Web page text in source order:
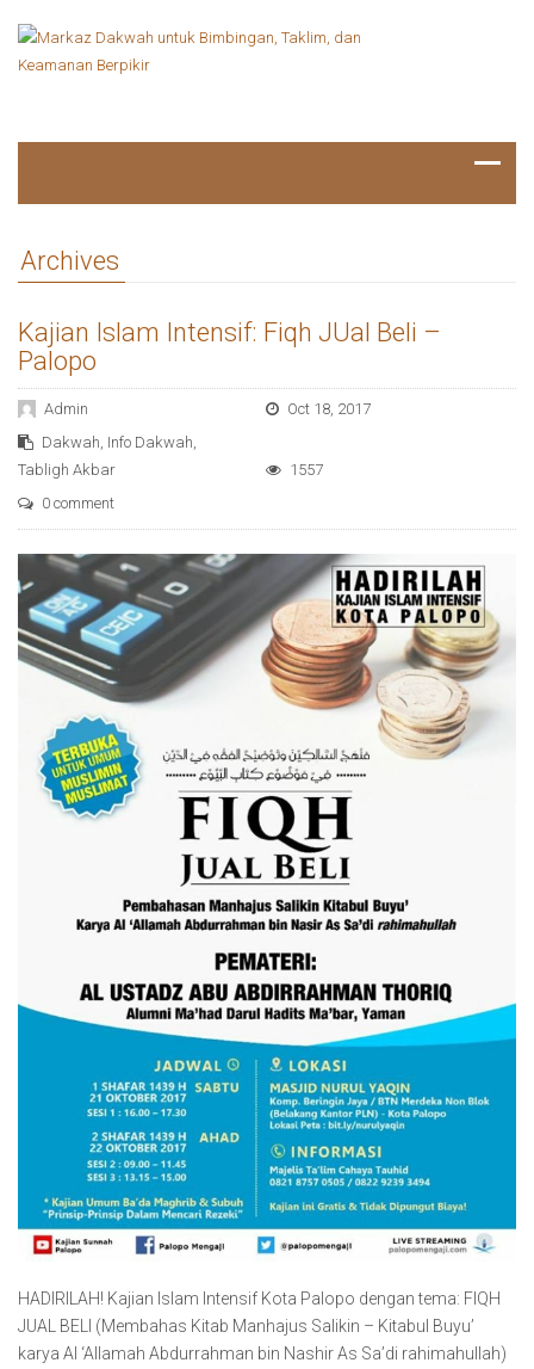
Archives
Kajian Islam Intensif: Fiqh JUal Beli –
Palopo
Admin
Oct 18, 2017
Dakwah, Info Dakwah,
Tabligh Akbar
1557
0 comment
HADIRILAH! Kajian Islam Intensif Kota Palopo dengan tema: FIQH
JUAL BELI (Membahas Kitab Manhajus Salikin – Kitabul Buyu’
karya Al ‘Allamah Abdurrahman bin Nashir As Sa’di rahimahullah)